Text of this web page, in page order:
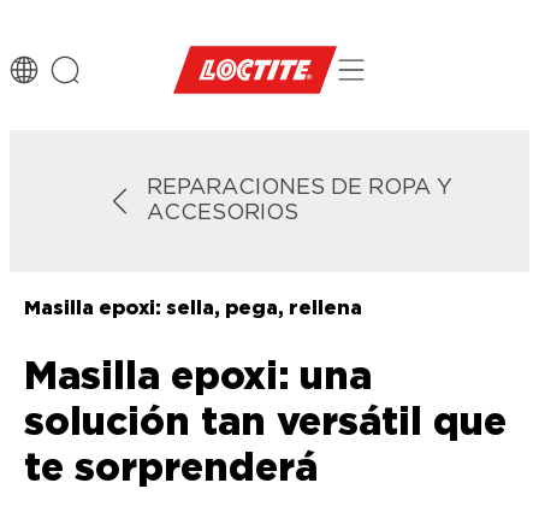
REPARACIONES DE ROPA Y
ACCESORIOS
Masilla epoxi: sella, pega, rellena
Masilla epoxi: una
solución tan versátil que
te sorprenderá